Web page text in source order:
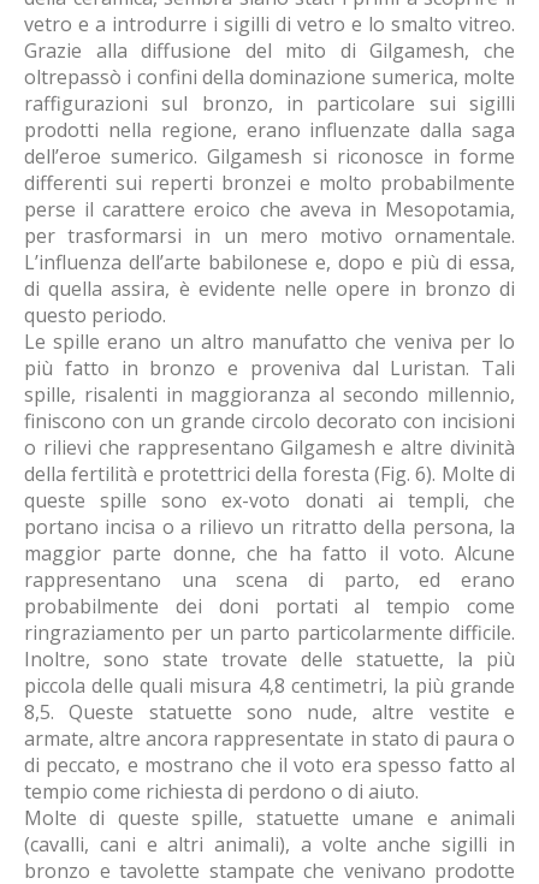
vetro e a introdurre i sigilli di vetro e lo smalto vitreo.
Grazie alla diffusione del mito di Gilgamesh, che
oltrepassò i confini della dominazione sumerica, molte
raffigurazioni sul bronzo, in particolare sui sigilli
prodotti nella regione, erano influenzate dalla saga
dell’eroe sumerico. Gilgamesh si riconosce in forme
differenti sui reperti bronzei e molto probabilmente
perse il carattere eroico che aveva in Mesopotamia,
per trasformarsi in un mero motivo ornamentale.
L’influenza dell’arte babilonese e, dopo e più di essa,
di quella assira, è evidente nelle opere in bronzo di
questo periodo.
Le spille erano un altro manufatto che veniva per lo
più fatto in bronzo e proveniva dal Luristan. Tali
spille, risalenti in maggioranza al secondo millennio,
finiscono con un grande circolo decorato con incisioni
o rilievi che rappresentano Gilgamesh e altre divinità
della fertilità e protettrici della foresta (Fig. 6). Molte di
queste spille sono ex-voto donati ai templi, che
portano incisa o a rilievo un ritratto della persona, la
maggior parte donne, che ha fatto il voto. Alcune
rappresentano una scena di parto, ed erano
probabilmente dei doni portati al tempio come
ringraziamento per un parto particolarmente difficile.
Inoltre, sono state trovate delle statuette, la più
piccola delle quali misura 4,8 centimetri, la più grande
8,5. Queste statuette sono nude, altre vestite e
armate, altre ancora rappresentate in stato di paura o
di peccato, e mostrano che il voto era spesso fatto al
tempio come richiesta di perdono o di aiuto.
Molte di queste spille, statuette umane e animali
(cavalli, cani e altri animali), a volte anche sigilli in
bronzo e tavolette stampate che venivano prodotte